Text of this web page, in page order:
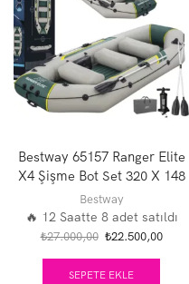
Bestway 65157 Ranger Elite
X4 Şişme Bot Set 320 X 148
Cm
Bestway
🔥 12 Saatte 8 adet satıldı
₺27.000,00 Orijinal
₺27.000,00.
₺22.500,00Şu
SEPETE EKLE